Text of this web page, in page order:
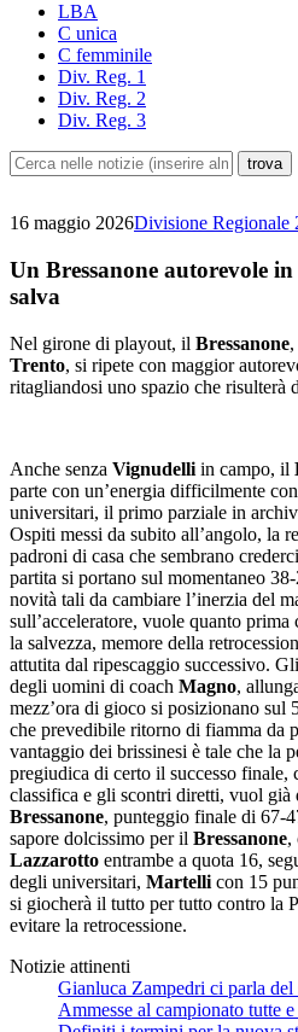
LBA
C unica
C femminile
Div. Reg. 1
Div. Reg. 2
Div. Reg. 3
16 maggio 2026Divisione Regionale
Un Bressanone autorevole
salva
Nel girone di playout, il Bressanone
Trento, si ripete con maggior
ritagliandosi uno spazio che risulterà
Anche senza Vignudelli in campo, il
parte con un’energia difficilmente
universitari, il primo parziale in
Ospiti messi da subito all’angolo, la
padroni di casa che sembrano
partita si portano sul momentaneo
novità tali da cambiare l’inerzia del
sull’acceleratore, vuole quanto
la salvezza, memore della
attutita dal ripescaggio successivo.
degli uomini di coach Magno,
mezz’ora di gioco si posizionano
che prevedibile ritorno di fiamma da
vantaggio dei brissinesi è tale che la
pregiudica di certo il successo finale,
classifica e gli scontri diretti, vuol già
Bressanone, punteggio finale di 67-
sapore dolcissimo per il Bressanone,
Lazzarotto entrambe a quota 16,
degli universitari, Martelli con 15
si giocherà il tutto per tutto contro la
evitare la retrocessione.
Notizie attinenti
Gianluca Zampedri ci parla
Ammesse al campionato tutte